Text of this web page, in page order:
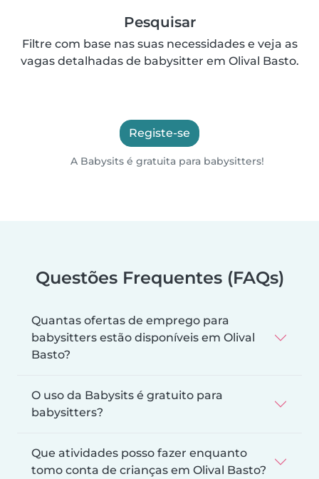
Pesquisar
Filtre com base nas suas necessidades e veja as
vagas detalhadas de babysitter em Olival Basto.
Registe-se
A Babysits é gratuita para babysitters!
Questões Frequentes (FAQs)
Quantas ofertas de emprego para
babysitters estão disponíveis em Olival
Basto?
O uso da Babysits é gratuito para
babysitters?
Que atividades posso fazer enquanto
tomo conta de crianças em Olival Basto?